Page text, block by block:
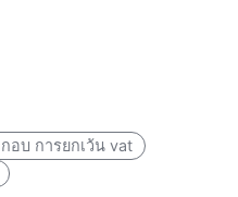
อบ การยกเว้น vat